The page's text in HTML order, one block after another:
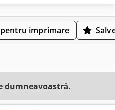
imprimare
dumneavoastră.